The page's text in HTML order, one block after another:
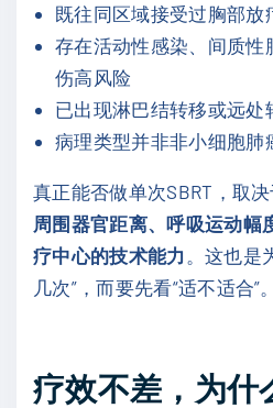
既往同区域接受过胸部放
存在活动性感染、间质性
伤高风险
已出现淋巴结转移或远处
病理类型并非非小细胞肺
真正能否做单次SBRT，取
周围器官距离、呼吸运动幅
疗中心的技术能力
。这也
几次”，而要先看“适不适合”。
疗效不差，为什